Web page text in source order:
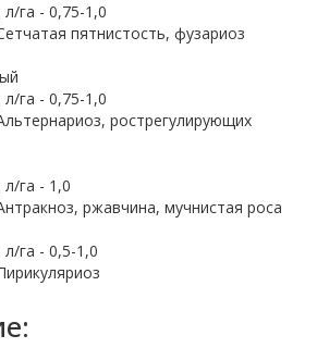
га - 0,75-1,0
пятнистость, фузариоз
га - 0,75-1,0
рострегулирующих
га - 1,0
ржавчина, мучнистая роса
га - 0,5-1,0